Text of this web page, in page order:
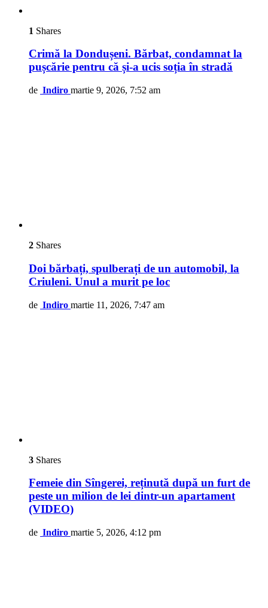
1 Shares
Crimă la Dondușeni. Bărbat, condamnat la
pușcărie pentru că și-a ucis soția în stradă
de Indiro martie 9, 2026, 7:52 am
2 Shares
Doi bărbați, spulberați de un automobil, la
Criuleni. Unul a murit pe loc
de Indiro martie 11, 2026, 7:47 am
3 Shares
Femeie din Sîngerei, reținută după un furt de
peste un milion de lei dintr-un apartament
(VIDEO)
de Indiro martie 5, 2026, 4:12 pm